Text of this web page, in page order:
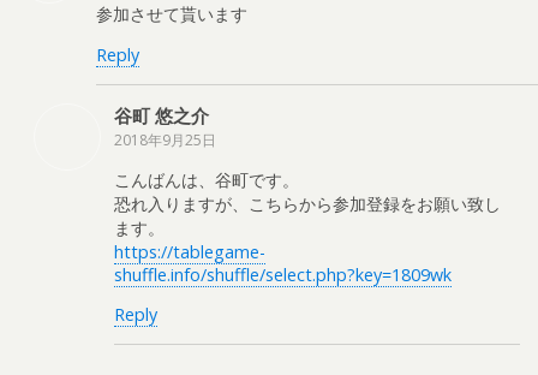
参加させて貰います
Reply
谷町 悠之介
2018年9月25日
こんばんは、谷町です。
恐れ入りますが、こちらから参加登録をお願い致し
ます。
https://tablegame-
shuffle.info/shuffle/select.php?key=1809wk
Reply